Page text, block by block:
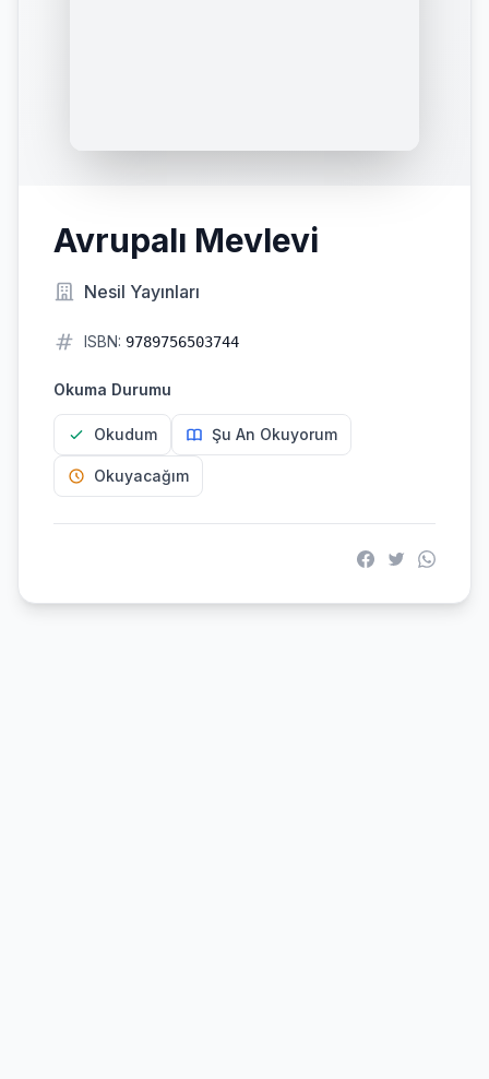
Avrupalı Mevlevi
Nesil Yayınları
ISBN: 9789756503744
Okuma Durumu
Okudum Şu An Okuyorum
Okuyacağım